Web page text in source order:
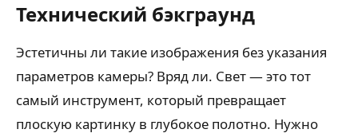
Технический бэкграунд
Эстетичны ли такие изображения без указания
параметров камеры? Вряд ли. Свет — это тот
самый инструмент, который превращает
плоскую картинку в глубокое полотно. Нужно